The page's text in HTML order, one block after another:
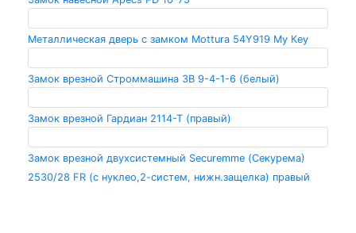
Металлическая дверь с замком Mottura 54Y919 Мy Кey
Замок врезной Строммашина ЗВ 9-4-1-6 (белый)
Замок врезной Гардиан 2114-Т (правый)
Замок врезной двухсистемный Securemme (Секурема)
2530/28 FR (c нуклео,2-систем, нижн.защелка) правый